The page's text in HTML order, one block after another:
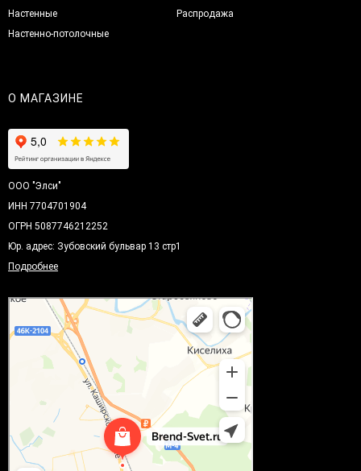
Настенные
Настенно-потолочные
Распродажа
О МАГАЗИНЕ
ООО "Элси"
ИНН 7704701904
ОГРН 5087746212252
Юр. адрес: Зубовский бульвар 13 стр1
Подробнее